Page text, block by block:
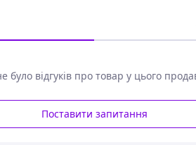
було відгуків про товар у цього
Поставити запитання